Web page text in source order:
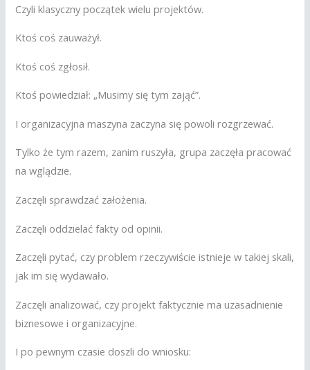
Czyli klasyczny początek wielu projektów.
Ktoś coś zauważył.
Ktoś coś zgłosił.
Ktoś powiedział: „Musimy się tym zająć”.
I organizacyjna maszyna zaczyna się powoli rozgrzewać.
Tylko że tym razem, zanim ruszyła, grupa zaczęła pracować
na wglądzie.
Zaczęli sprawdzać założenia.
Zaczęli oddzielać fakty od opinii.
Zaczęli pytać, czy problem rzeczywiście istnieje w takiej skali,
jak im się wydawało.
Zaczęli analizować, czy projekt faktycznie ma uzasadnienie
biznesowe i organizacyjne.
I po pewnym czasie doszli do wniosku: